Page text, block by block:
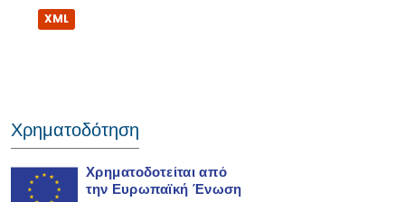
XML
Χρηματοδότηση